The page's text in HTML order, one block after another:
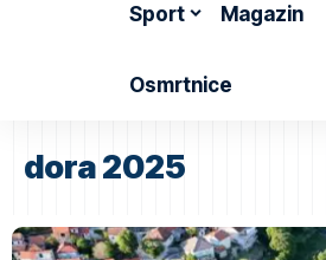
Sport Magazin
Osmrtnice
dora 2025